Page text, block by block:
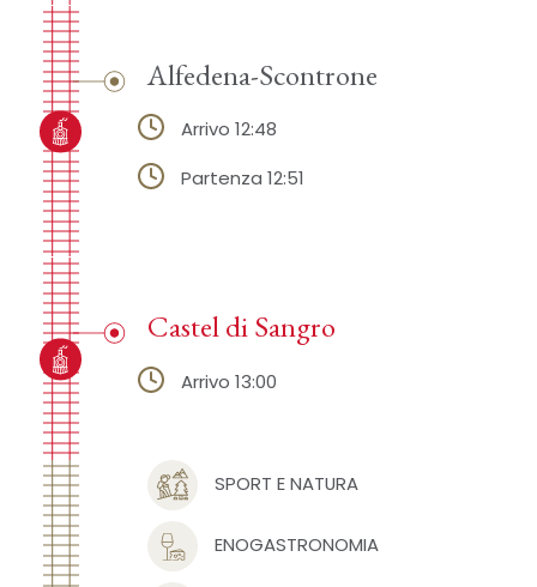
Alfedena-Scontrone
Arrivo 12:48
Partenza 12:51
SPORT E NATURA
ENOGASTRONOMIA
Castel di Sangro
Arrivo 13:00